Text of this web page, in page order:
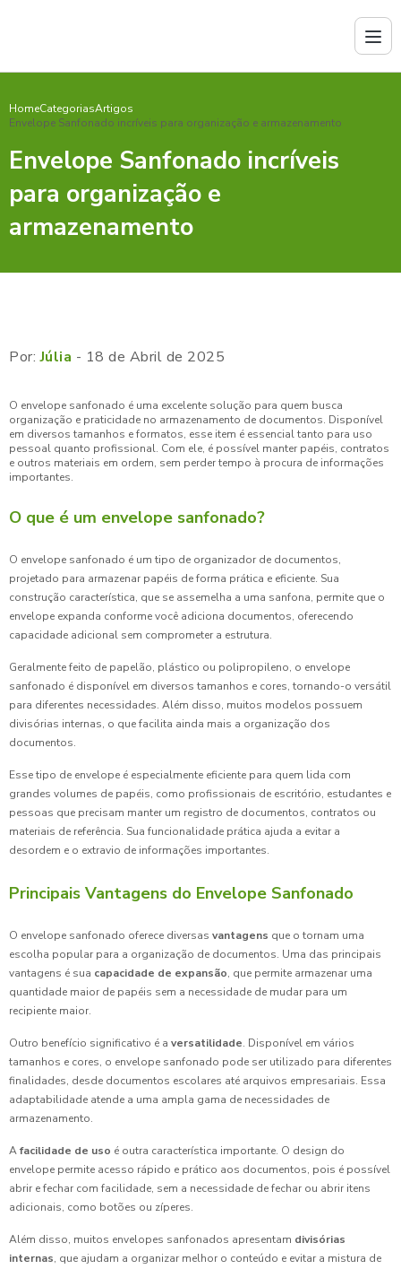
HomeCategoriasArtigos
Envelope Sanfonado incríveis para organização e armazenamento
Envelope Sanfonado incríveis
para organização e
armazenamento
Por:Júlia - 18 de Abril de 2025
O envelope sanfonado é uma excelente solução para quem busca
organização e praticidade no armazenamento de documentos. Disponível
em diversos tamanhos e formatos, esse item é essencial tanto para uso
pessoal quanto profissional. Com ele, é possível manter papéis, contratos
e outros materiais em ordem, sem perder tempo à procura de informações
importantes.
O que é um envelope sanfonado?
O envelope sanfonado é um tipo de organizador de documentos,
projetado para armazenar papéis de forma prática e eficiente. Sua
construção característica, que se assemelha a uma sanfona, permite que o
envelope expanda conforme você adiciona documentos, oferecendo
capacidade adicional sem comprometer a estrutura.
Geralmente feito de papelão, plástico ou polipropileno, o envelope
sanfonado é disponível em diversos tamanhos e cores, tornando-o versátil
para diferentes necessidades. Além disso, muitos modelos possuem
divisórias internas, o que facilita ainda mais a organização dos
documentos.
Esse tipo de envelope é especialmente eficiente para quem lida com
grandes volumes de papéis, como profissionais de escritório, estudantes e
pessoas que precisam manter um registro de documentos, contratos ou
materiais de referência. Sua funcionalidade prática ajuda a evitar a
desordem e o extravio de informações importantes.
Principais Vantagens do Envelope Sanfonado
O envelope sanfonado oferece diversas vantagens que o tornam uma
escolha popular para a organização de documentos. Uma das principais
vantagens é sua capacidade de expansão, que permite armazenar uma
quantidade maior de papéis sem a necessidade de mudar para um
recipiente maior.
Outro benefício significativo é a versatilidade. Disponível em vários
tamanhos e cores, o envelope sanfonado pode ser utilizado para diferentes
finalidades, desde documentos escolares até arquivos empresariais. Essa
adaptabilidade atende a uma ampla gama de necessidades de
armazenamento.
Afacilidade de uso é outra característica importante. O design do
envelope permite acesso rápido e prático aos documentos, pois é possível
abrir e fechar com facilidade, sem a necessidade de fechar ou abrir itens
adicionais, como botões ou zíperes.
Além disso, muitos envelopes sanfonados apresentam divisórias
internas, que ajudam a organizar melhor o conteúdo e evitar a mistura de